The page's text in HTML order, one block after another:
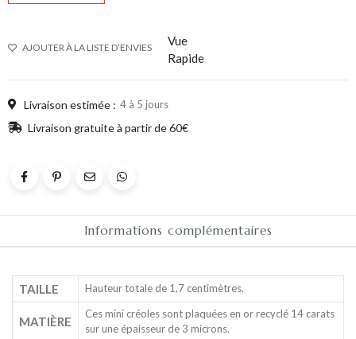
AJOUTER À LA LISTE D’ENVIES
Vue
Rapide
Livraison estimée : 4 à 5 jours
Livraison gratuite à partir de 60€
Informations complémentaires
TAILLE Hauteur totale de 1,7 centimètres.
MATIÈRE
Ces mini créoles sont plaquées en or recyclé 14 carats
sur une épaisseur de 3 microns.